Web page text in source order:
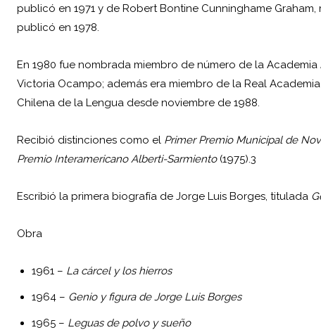
publicó en 1971 y de Robert Bontine Cunninghame
publicó en 1978.
En 1980 fue nombrada miembro de número de la
Victoria Ocampo; además era miembro de la Real
Chilena de la Lengua desde noviembre de 1988.
Recibió distinciones como el Primer Premio Municipal de
Premio Interamericano Alberti-Sarmiento(1975).3
Escribió la primera biografía de Jorge Luis Borges, titulada
Obra
1961 – La cárcel y los hierros
1964 – Genio y figura de Jorge Luis Borges
1965 – Leguas de polvo y sueño